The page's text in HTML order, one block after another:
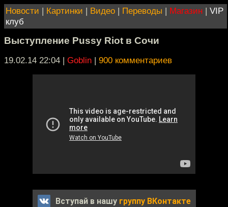
Новости | Картинки | Видео | Переводы | Магазин | VIP
клуб
Выступление Pussy Riot в Сочи
19.02.14 22:04 | Goblin | 900 комментариев
Вступай в нашу группу ВКонтакте